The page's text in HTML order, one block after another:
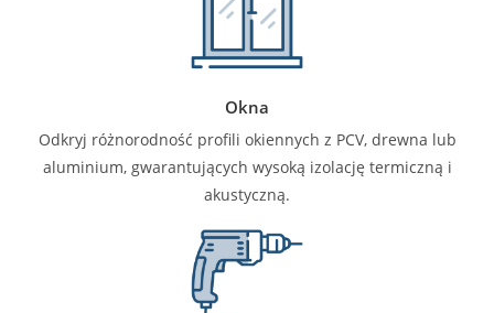
Okna
Odkryj różnorodność profili okiennych z PCV, drewna lub
aluminium, gwarantujących wysoką izolację termiczną i
akustyczną.